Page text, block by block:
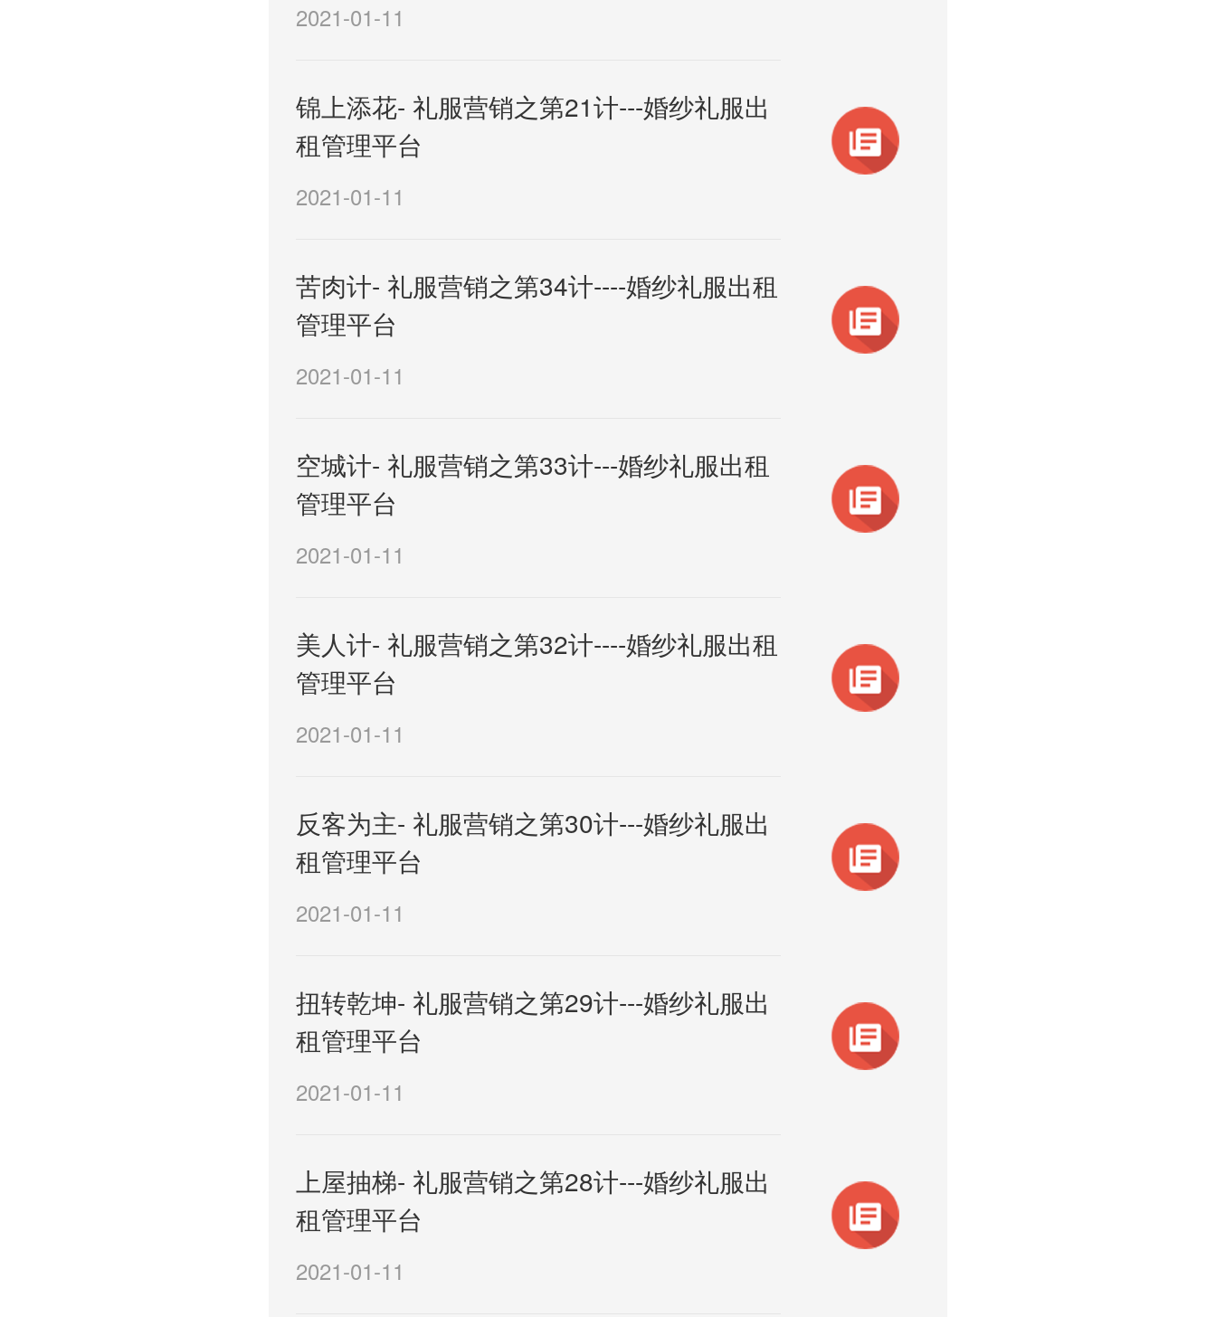
2021-01-11
锦上添花- 礼服营销之第21计---婚纱礼服出
租管理平台
2021-01-11
苦肉计- 礼服营销之第34计----婚纱礼服出租
管理平台
2021-01-11
空城计- 礼服营销之第33计---婚纱礼服出租
管理平台
2021-01-11
美人计- 礼服营销之第32计----婚纱礼服出租
管理平台
2021-01-11
反客为主- 礼服营销之第30计---婚纱礼服出
租管理平台
2021-01-11
扭转乾坤- 礼服营销之第29计---婚纱礼服出
租管理平台
2021-01-11
上屋抽梯- 礼服营销之第28计---婚纱礼服出
租管理平台
2021-01-11